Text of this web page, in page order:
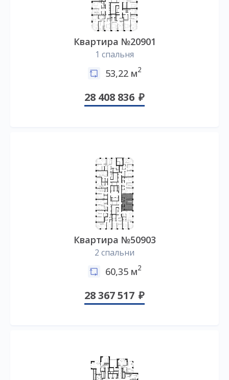
Квартира №20901
1 спальня
53,22 м2
28 408 836
Квартира №50903
2 спальни
60,35 м2
28 367 517